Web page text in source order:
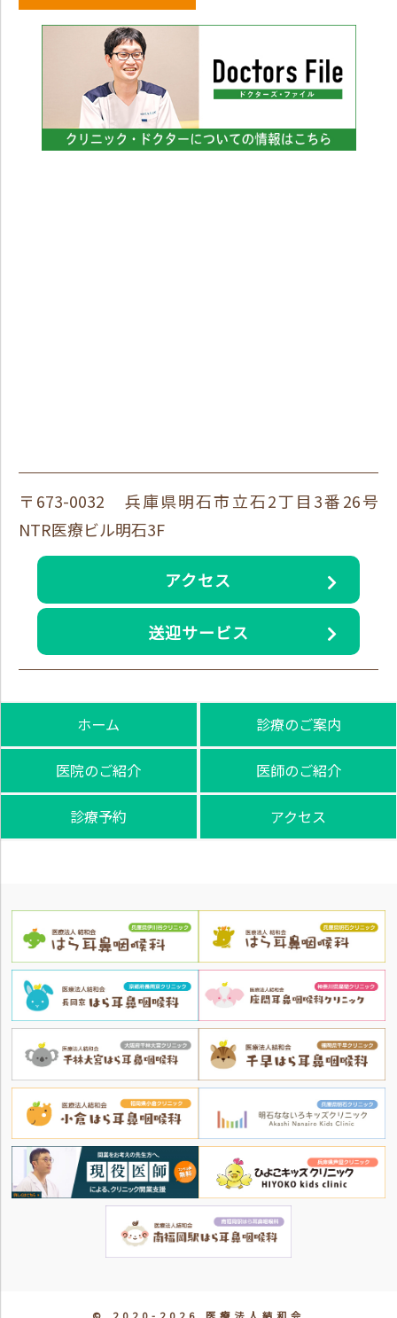
〒673-0032 兵庫県明石市立石2丁目3番26号
NTR医療ビル明石3F
アクセス
送迎サービス
ホーム 診療のご案内
医院のご紹介 医師のご紹介
診療予約 アクセス